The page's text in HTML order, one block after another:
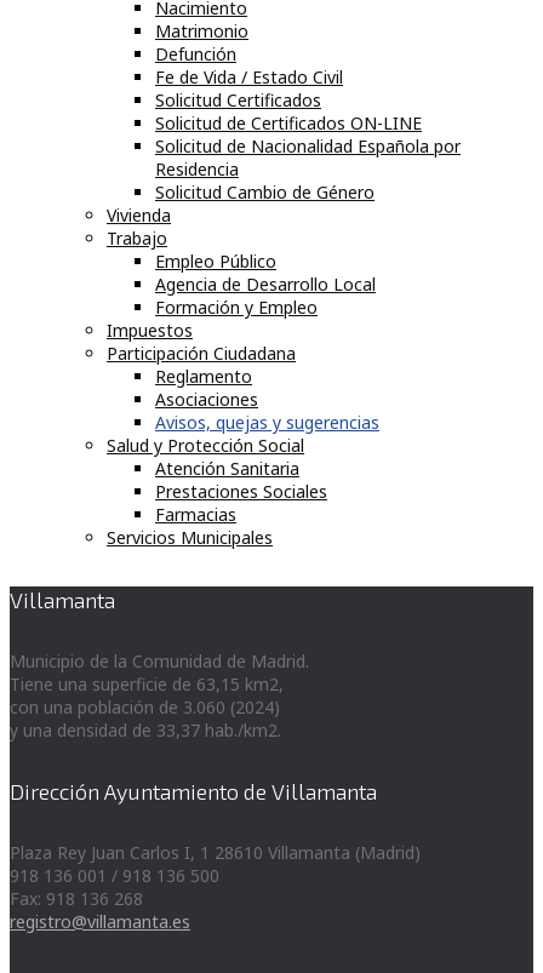
Nacimiento
Matrimonio
Defunción
Fe de Vida / Estado Civil
Solicitud Certificados
Solicitud de Certificados ON-LINE
Solicitud de Nacionalidad Española por
Residencia
Solicitud Cambio de Género
Vivienda
Trabajo
Empleo Público
Agencia de Desarrollo Local
Formación y Empleo
Impuestos
Participación Ciudadana
Reglamento
Asociaciones
Avisos, quejas y sugerencias
Salud y Protección Social
Atención Sanitaria
Prestaciones Sociales
Farmacias
Servicios Municipales
Villamanta
Municipio de la Comunidad de Madrid.
Tiene una superficie de 63,15 km2,
con una población de 3.060 (2024)
y una densidad de 33,37 hab./km2.
Dirección Ayuntamiento de Villamanta
Plaza Rey Juan Carlos I, 1 28610 Villamanta (Madrid)
918 136 001 / 918 136 500
Fax: 918 136 268
registro@villamanta.es